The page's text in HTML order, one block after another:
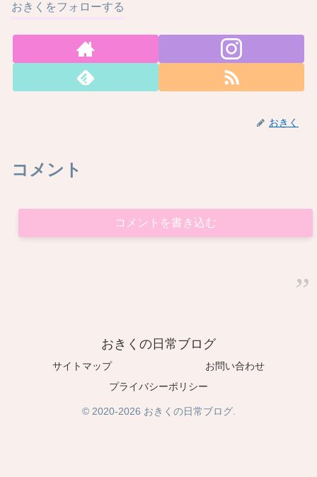
おきくをフォローする
おきく
コメント
コメントを書き込む
おきくの日常ブログ
サイトマップ
お問い合わせ
プライバシーポリシー
© 2020-2026 おきくの日常ブログ.